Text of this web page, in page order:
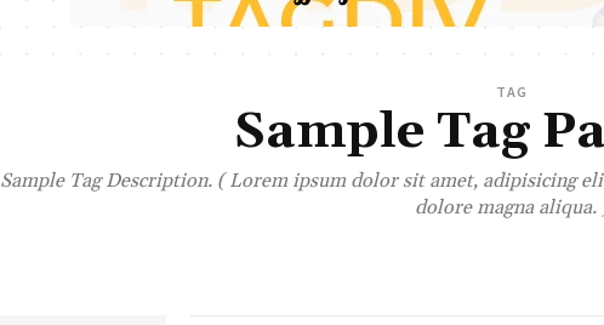
TAG
Sample Tag
Sample Tag Description. ( Lorem ipsum dolor sit amet, adipisicing
dolore magna aliqua.